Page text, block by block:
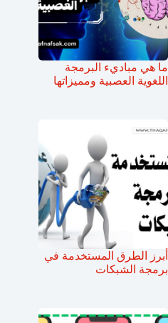
ما هي مباديء البرمجة
اللغوية العصبية ومميزاتها
أبرز الطرق المستخدمة في
برمجة الشبكات